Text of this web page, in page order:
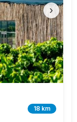
›
18 km